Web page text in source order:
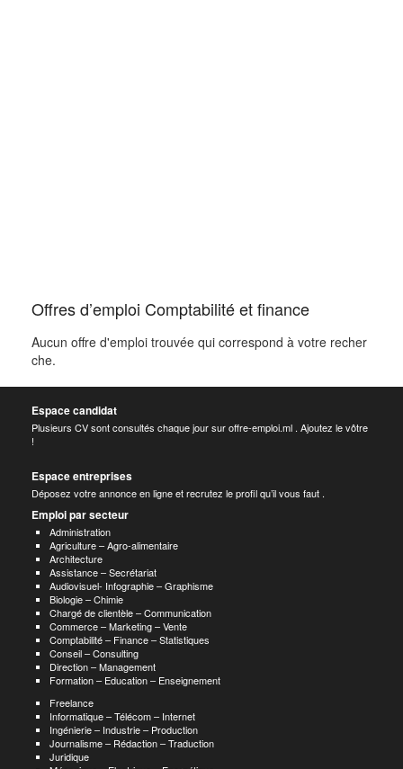
Offres d’emploi Comptabilité et finance
Aucun offre d'emploi trouvée qui correspond à votre recher
che.
Espace candidat
Plusieurs CV sont consultés chaque jour sur offre-emploi.ml . Ajoutez le vôtre
!
Espace entreprises
Déposez votre annonce en ligne et recrutez le profil qu’il vous faut .
Emploi par secteur
Administration
Agriculture – Agro-alimentaire
Architecture
Assistance – Secrétariat
Audiovisuel- Infographie – Graphisme
Biologie – Chimie
Chargé de clientèle – Communication
Commerce – Marketing – Vente
Comptabilité – Finance – Statistiques
Conseil – Consulting
Direction – Management
Formation – Education – Enseignement
Freelance
Informatique – Télécom – Internet
Ingénierie – Industrie – Production
Journalisme – Rédaction – Traduction
Juridique